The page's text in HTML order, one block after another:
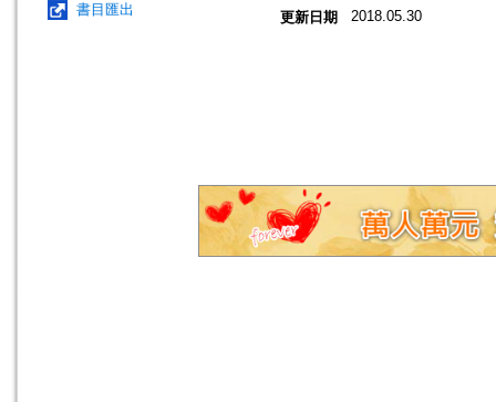
書目匯出 更新日期 2018.05.30